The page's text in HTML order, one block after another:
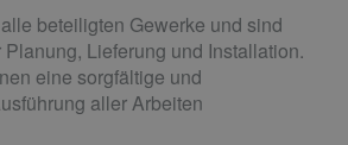
beteiligten Gewerke und sind
Lieferung und Installation.
eine sorgfältige und
aller Arbeiten